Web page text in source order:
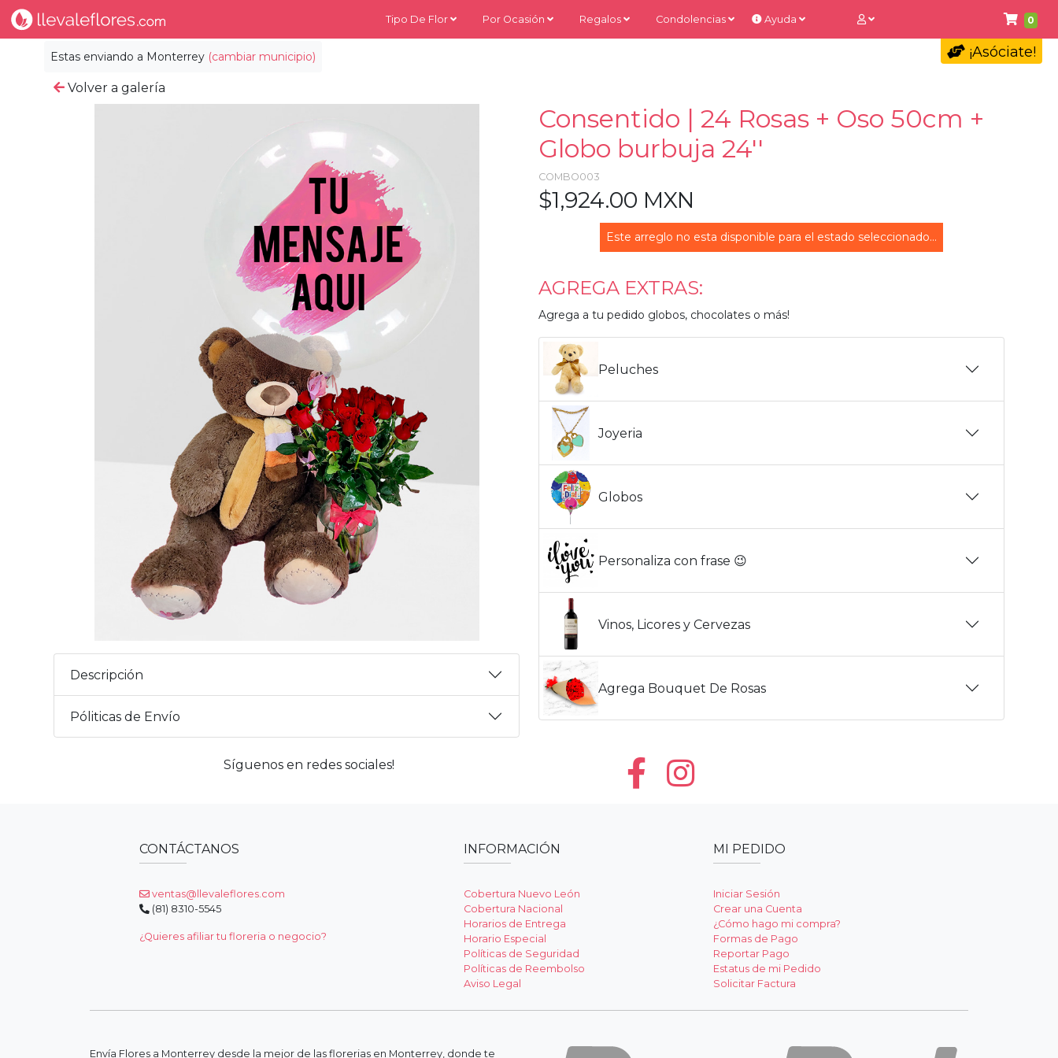
0
Estas enviando a Monterrey (cambiar municipio)
Tipo De Flor Por Ocasión Regalos Condolencias Ayuda
¡Asóciate!
Volver a galería
Descripción
Póliticas de Envío
Consentido | 24 Rosas + Oso 50cm +
Globo burbuja 24''
COMBO003
$1,924.00 MXN
Este arreglo no esta disponible para el estado seleccionado...
AGREGA EXTRAS:
Agrega a tu pedido globos, chocolates o más!
Peluches
Joyeria
Globos
Personaliza con frase 😉
Vinos, Licores y Cervezas
Agrega Bouquet De Rosas
Síguenos en redes sociales!
CONTÁCTANOS
ventas@llevaleflores.com
(81) 8310-5545
¿Quieres afiliar tu floreria o negocio?
INFORMACIÓN
Cobertura Nuevo León
Cobertura Nacional
Horarios de Entrega
Horario Especial
Políticas de Seguridad
Políticas de Reembolso
Aviso Legal
MI PEDIDO
Iniciar Sesión
Crear una Cuenta
¿Cómo hago mi compra?
Formas de Pago
Reportar Pago
Estatus de mi Pedido
Solicitar Factura
Envía Flores a Monterrey desde la mejor de las florerias en Monterrey, donde te